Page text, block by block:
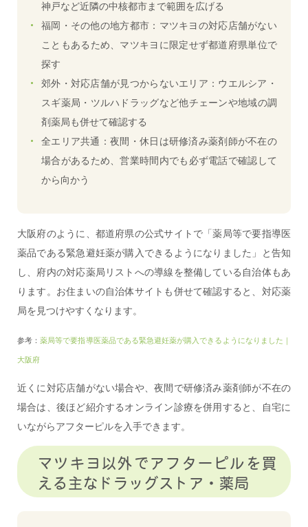
神戸など近隣の中核都市まで範囲を広げる
福岡・その他の地方都市：マツキヨの対応店舗がない
こともあるため、マツキヨに限定せず都道府県単位で
探す
郊外・対応店舗が見つからないエリア：ウエルシア・
スギ薬局・ツルハドラッグなど他チェーンや地域の調
剤薬局も併せて確認する
全エリア共通：夜間・休日は研修済み薬剤師が不在の
場合があるため、営業時間内でも必ず電話で確認して
から向かう
大阪府のように、都道府県の公式サイトで「薬局等で要指導医
薬品である緊急避妊薬が購入できるようになりました」と告知
し、府内の対応薬局リストへの導線を整備している自治体もあ
ります。お住まいの自治体サイトも併せて確認すると、対応薬
局を見つけやすくなります。
参考：薬局等で要指導医薬品である緊急避妊薬が購入できるようになりました｜
大阪府
近くに対応店舗がない場合や、夜間で研修済み薬剤師が不在の
場合は、後ほど紹介するオンライン診療を併用すると、自宅に
いながらアフターピルを入手できます。
マツキヨ以外でアフターピルを買
える主なドラッグストア・薬局